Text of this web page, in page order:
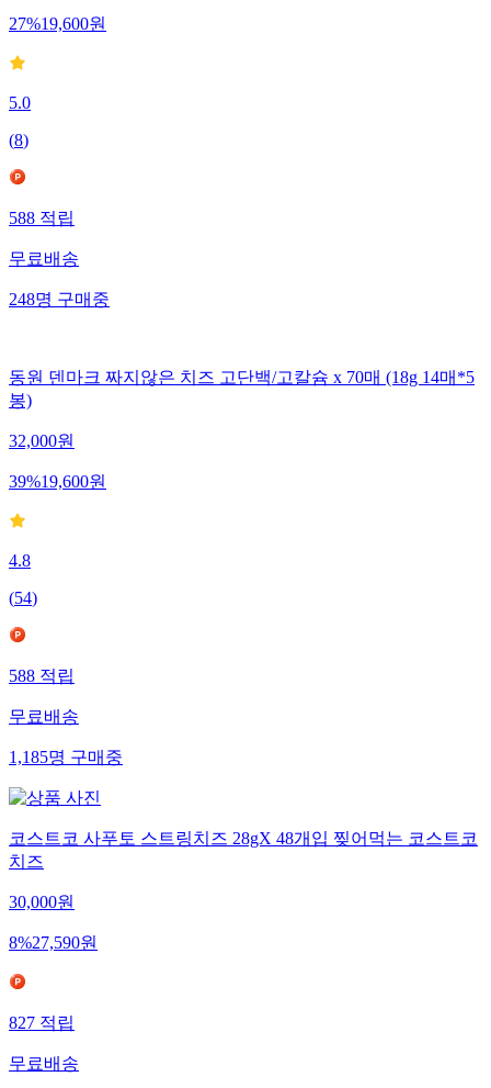
27%19,600원
5.0
(8)
588적립
무료배송
248명구매중
동원 덴마크 짜지않은 치즈 고단백/고칼슘 x 70매 (18g 14매*5
봉)
32,000원
39%19,600원
4.8
(54)
588적립
무료배송
1,185명구매중
코스트코 사푸토 스트링치즈 28gX 48개입 찢어먹는 코스트코
치즈
30,000원
8%27,590원
827적립
무료배송